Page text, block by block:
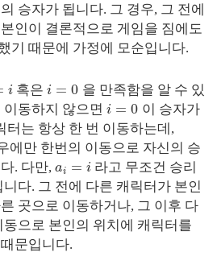
승자가 됩니다. 그 경우, 그 전에
인이 결론적으로 게임을 짐에도
기 때문에 가정에 모순입니다.
i 혹은i = 0 을 만족함을 알 수 있
동하지 않으면 i = 0 이 승자가
터는 항상 한 번 이동하는데,
에만 한번의 이동으로 자신의 승
. 다만, ai = i 라고 무조건 승리
다. 그 전에 다른 캐릭터가 본인
곳으로 이동하거나, 그 이후 다
으로 본인의 위치에 캐릭터를
문입니다.